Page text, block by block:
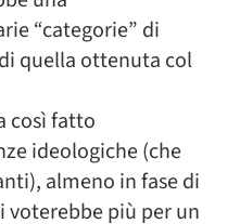
“categorie” di
quella ottenuta col
così fatto
ideologiche (che
almeno in fase di
voterebbe più per un